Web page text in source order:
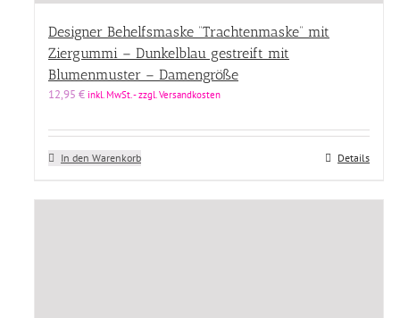
Designer Behelfsmaske “Trachtenmaske” mit
Ziergummi – Dunkelblau gestreift mit
Blumenmuster – Damengröße
12,95 € inkl. MwSt. - zzgl. Versandkosten
In den Warenkorb Details